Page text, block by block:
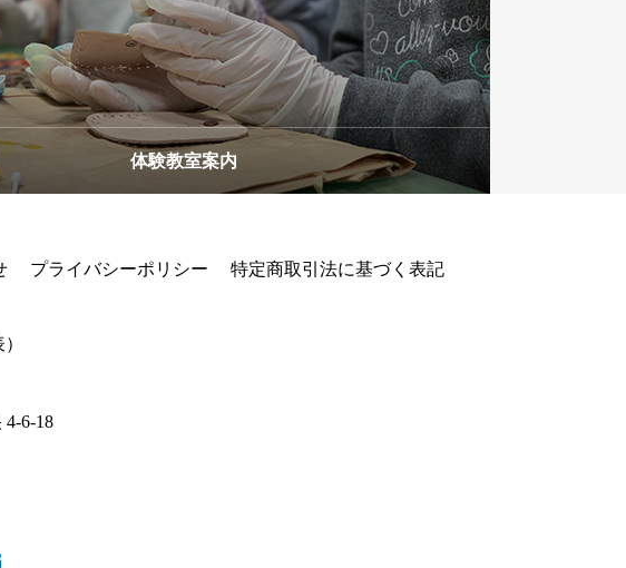
体験教室案内
プライバシーポリシー 特定商取引法に基づく表記
6-18